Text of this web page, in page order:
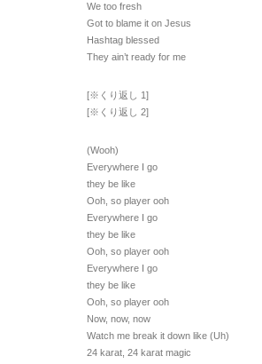
We too fresh
Got to blame it on Jesus
Hashtag blessed
They ain’t ready for me
[※くり返し 1]
[※くり返し 2]
(Wooh)
Everywhere I go
they be like
Ooh, so player ooh
Everywhere I go
they be like
Ooh, so player ooh
Everywhere I go
they be like
Ooh, so player ooh
Now, now, now
Watch me break it down like (Uh)
24 karat, 24 karat magic